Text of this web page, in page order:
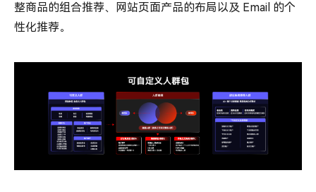
整商品的组合推荐、网站页面产品的布局以及 Email 的个
性化推荐。